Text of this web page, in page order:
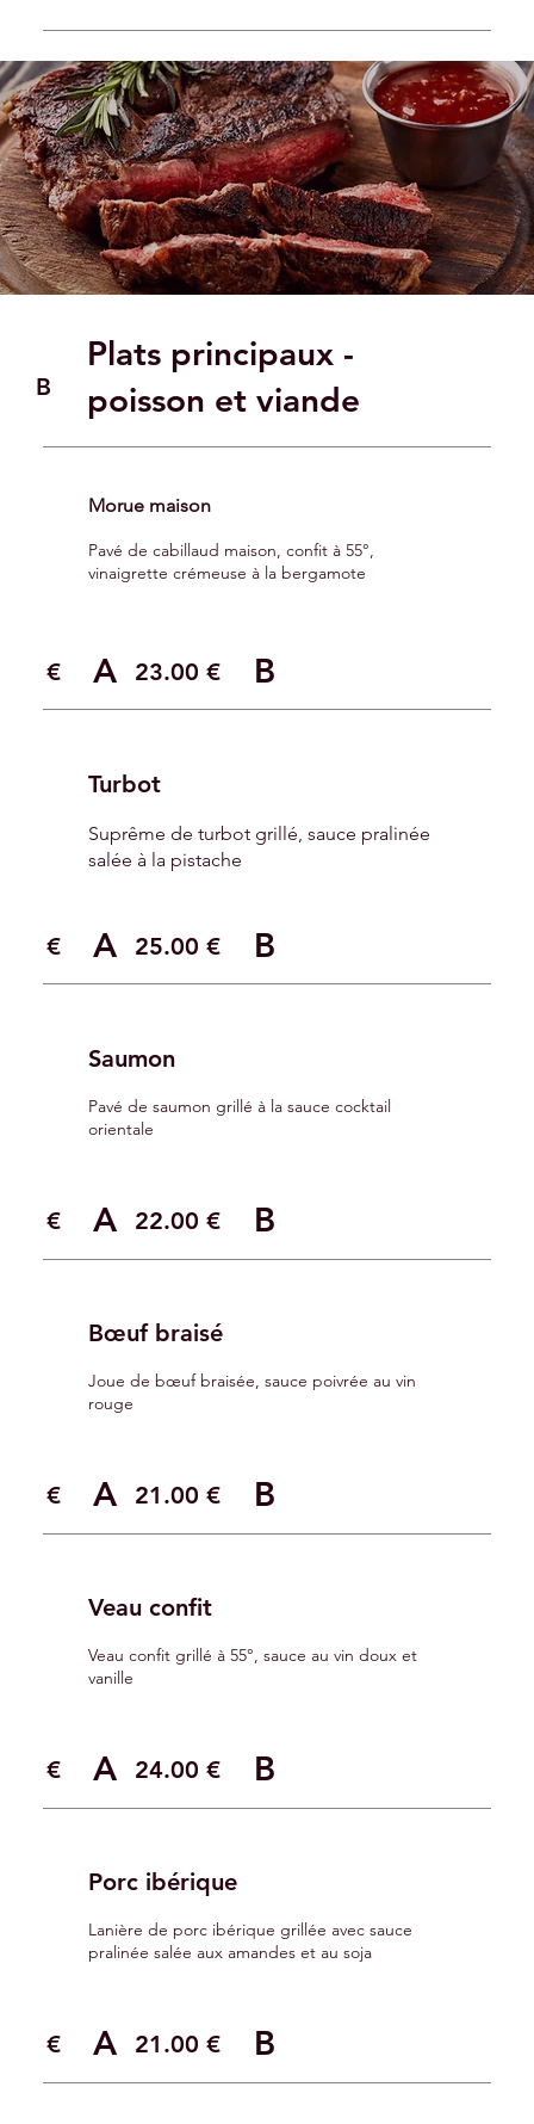
Plats principaux -
poisson et viande
B
Morue maison
Pavé de cabillaud maison, confit à 55°,
vinaigrette crémeuse à la bergamote
€ 23.00 €
A B
Turbot
Suprême de turbot grillé, sauce pralinée
salée à la pistache
€ 25.00 €
A B
Saumon
Pavé de saumon grillé à la sauce cocktail
orientale
€ 22.00 €
A B
Bœuf braisé
Joue de bœuf braisée, sauce poivrée au vin
rouge
€ 21.00 €
A B
Veau confit
Veau confit grillé à 55°, sauce au vin doux et
vanille
€ 24.00 €
A B
Porc ibérique
Lanière de porc ibérique grillée avec sauce
pralinée salée aux amandes et au soja
€ 21.00 €
A B